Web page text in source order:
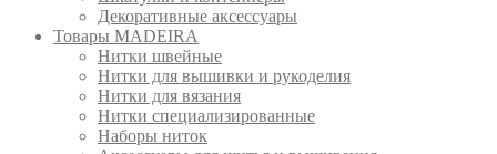
Декоративные аксессуары
Товары MADEIRA
Нитки швейные
Нитки для вышивки и рукоделия
Нитки для вязания
Нитки специализированные
Наборы ниток